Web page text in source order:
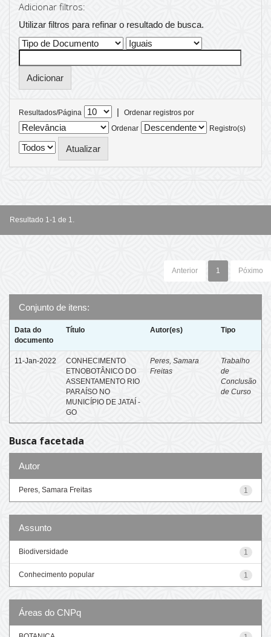
Adicionar filtros:
Utilizar filtros para refinar o resultado de busca.
Resultados/Página |
Ordenar registros por
Ordenar
Registro(s)
Resultado 1-1 de 1.
Anterior 1 Póximo
Conjunto de itens:
Data do
documento
Título Autor(es) Tipo
11-Jan-2022
CONHECIMENTO
ETNOBOTÂNICO DO
ASSENTAMENTO RIO
PARAÍSO NO
MUNICÍPIO DE JATAÍ -
GO
Peres, Samara
Freitas
Trabalho
de
Conclusão
de Curso
Busca facetada
Autor
1
Peres, Samara Freitas
Assunto
1
Biodiversidade
1
Conhecimento popular
Áreas do CNPq